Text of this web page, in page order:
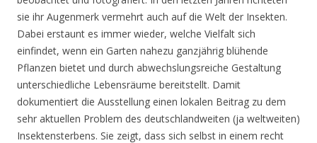
sie ihr Augenmerk vermehrt auch auf die Welt der Insekten.
Dabei erstaunt es immer wieder, welche Vielfalt sich
einfindet, wenn ein Garten nahezu ganzjährig blühende
Pflanzen bietet und durch abwechslungsreiche Gestaltung
unterschiedliche Lebensräume bereitstellt. Damit
dokumentiert die Ausstellung einen lokalen Beitrag zu dem
sehr aktuellen Problem des deutschlandweiten (ja weltweiten)
Insektensterbens. Sie zeigt, dass sich selbst in einem recht